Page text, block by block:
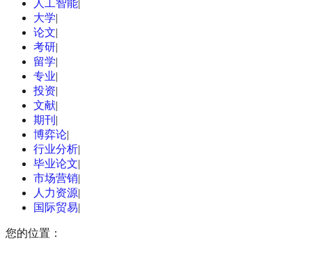
人工智能
大学|
论文|
考研|
留学|
专业|
投资|
文献|
期刊 |
博弈论|
行业分析|
毕业论文|
市场营销|
人力资源|
国际贸易|
您的位置：